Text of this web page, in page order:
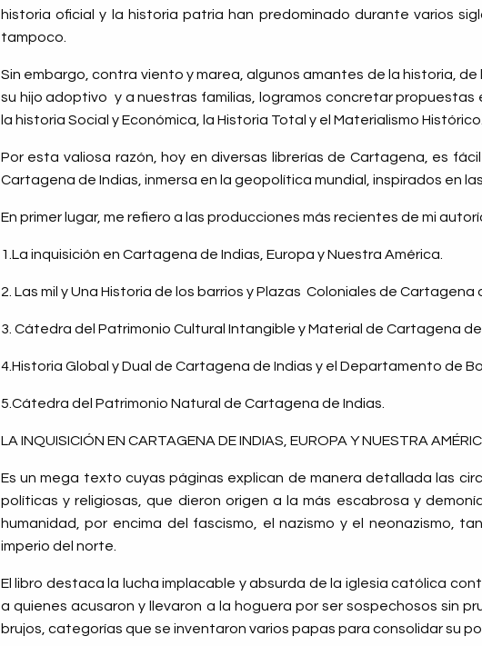
historia oficial y la historia patria han predominado durante varios
tampoco.
Sin embargo, contra viento y marea, algunos amantes de la historia, de
su hijo adoptivo y a nuestras familias, logramos concretar
la historia Social y Económica, la Historia Total y el Materialismo Histórico.
Por esta valiosa razón, hoy en diversas librerías de Cartagena, es
Cartagena de Indias, inmersa en la geopolítica mundial, inspirados en
En primer lugar, me refiero a las producciones más recientes de mi
1.La inquisición en Cartagena de Indias, Europa y Nuestra América.
2. Las mil y Una Historia de los barrios y Plazas Coloniales de Cartagena
3. Cátedra del Patrimonio Cultural Intangible y Material de Cartagena de
4.Historia Global y Dual de Cartagena de Indias y el Departamento de
5.Cátedra del Patrimonio Natural de Cartagena de Indias.
LA INQUISICIÓN EN CARTAGENA DE INDIAS, EUROPA Y NUESTRA
Es un mega texto cuyas páginas explican de manera detallada las
políticas y religiosas, que dieron origen a la más escabrosa y
humanidad, por encima del fascismo, el nazismo y el neonazismo,
imperio del norte.
El libro destaca la lucha implacable y absurda de la iglesia católica
a quienes acusaron y llevaron a la hoguera por ser sospechosos sin
brujos, categorías que se inventaron varios papas para consolidar su